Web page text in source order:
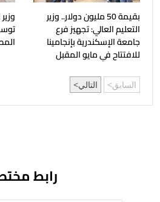
بقيمة 50 مليون دولار.. وزير
التعليم العالي: تجهيز فرع
جامعة الإسكندرية بإنجامينا
للافتتاح في مايو المقبل
السابق التالي
رابط